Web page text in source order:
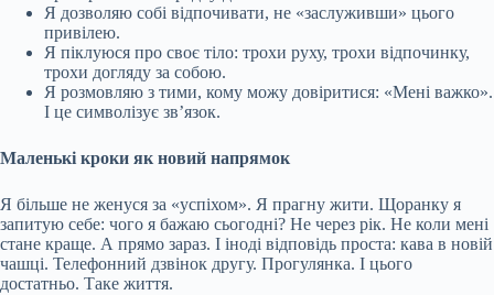
Я дозволяю собі відпочивати, не «заслуживши» цього
привілею.
Я піклуюся про своє тіло: трохи руху, трохи відпочинку,
трохи догляду за собою.
Я розмовляю з тими, кому можу довіритися: «Мені важко».
І це символізує зв’язок.
Маленькі кроки як новий напрямок
Я більше не женуся за «успіхом». Я прагну жити. Щоранку я
запитую себе: чого я бажаю сьогодні? Не через рік. Не коли мені
стане краще. А прямо зараз. І іноді відповідь проста: кава в новій
чашці. Телефонний дзвінок другу. Прогулянка. І цього
достатньо. Таке життя.